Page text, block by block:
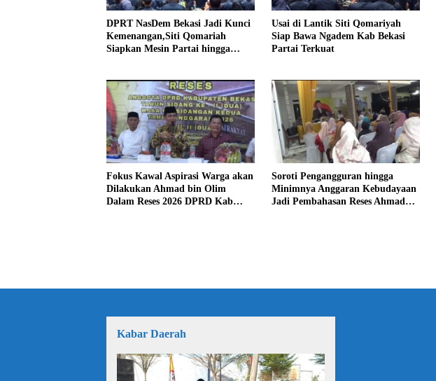
DPRT NasDem Bekasi Jadi Kunci
Kemenangan,Siti Qomariah
Siapkan Mesin Partai hingga
Usai di Lantik Siti Qomariyah
Siap Bawa Ngadem Kab Bekasi
Partai Terkuat
Fokus Kawal Aspirasi Warga akan
Dilakukan Ahmad bin Olim
Dalam Reses 2026 DPRD Kab
Soroti Pengangguran hingga
Minimnya Anggaran Kebudayaan
Jadi Pembahasan Reses Ahmad
Kabar Daerah